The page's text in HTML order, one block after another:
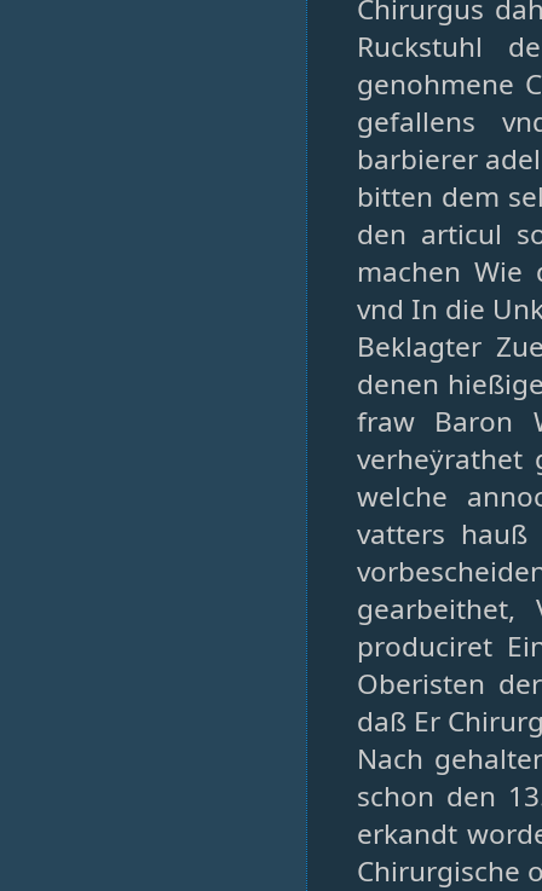
Chirurgus
Ruckstuhl
genohmene
gefallens
barbierer
bitten dem
den articul
machen
vnd In die
Beklagter
denen
fraw Baron
verheÿrathet
welche
vatters
produciret
Oberisten
daß Er
Nach
schon den
erkandt
Chirurgische